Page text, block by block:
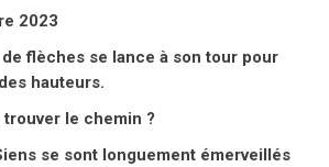
2023
flèches se lance à son tour pour
hauteurs.
le chemin ?
se sont longuement émerveillés